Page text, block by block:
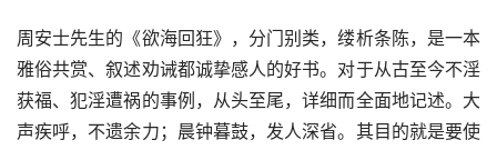
周安士先生的《欲海回狂》，分门别类，缕析条陈，是一本
雅俗共赏、叙述劝诫都诚挚感人的好书。对于从古至今不淫
获福、犯淫遭祸的事例，从头至尾，详细而全面地记述。大
声疾呼，不遗余力；晨钟暮鼓，发人深省。其目的就是要使